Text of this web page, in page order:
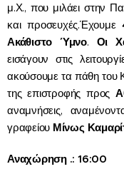
μ.Χ., που μιλάει στην
και προσευχές.Έχουμε
Ακάθιστο Ύμνο. Οι
εισάγουν στις
ακούσουμε τα πάθη του
της επιστροφής προς
αναμνήσεις,
γραφείου Μίνως
Αναχώρηση .: 16:00